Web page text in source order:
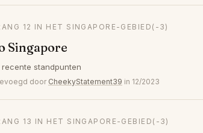
12 IN HET SINGAPORE-GEBIED (-3)
Singapore
recente standpunten
door CheekyStatement39 in 12/2023
13 IN HET SINGAPORE-GEBIED (-3)